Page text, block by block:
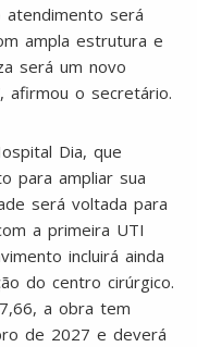
atendimento será
ampla estrutura e
será um novo
afirmou o secretário.
Dia, que
para ampliar sua
será voltada para
a primeira UTI
incluirá ainda
do centro cirúrgico.
a obra tem
de 2027 e deverá